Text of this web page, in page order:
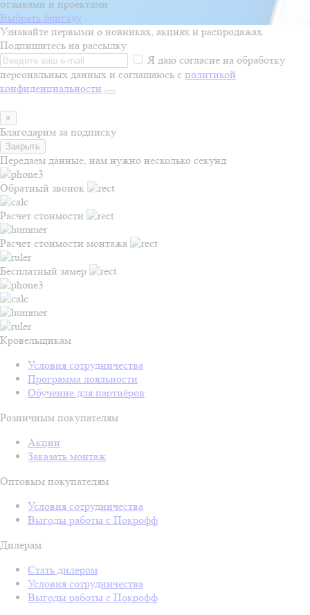
отзывами и проектами
Выбрать бригаду
Узнавайте первыми о новинках, акциях и распродажах
Подпишитесь на рассылку
Я даю согласие на обработку
персональных данных и соглашаюсь с политикой
конфиденциальности
×
Благодарим за подписку
Закрыть
Передаем данные, нам нужно несколько секунд
Обратный звонок
Расчет стоимости
Расчет стоимости монтажа
Бесплатный замер
Кровельщикам
Условия сотрудничества
Программа лояльности
Обучение для партнёров
Розничным покупателям
Акции
Заказать монтаж
Оптовым покупателям
Условия сотрудничества
Выгоды работы с Покрофф
Дилерам
Стать дилером
Условия сотрудничества
Выгоды работы с Покрофф